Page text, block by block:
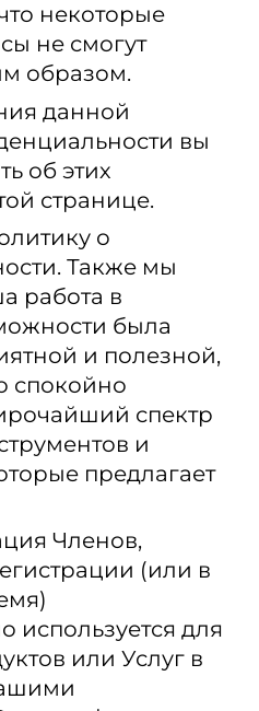
некоторые
не смогут
образом.
данной
вы
об этих
странице.
о
Также мы
работа в
была
и полезной,
спокойно
спектр
и
предлагает
Членов,
(или в
используется для
или Услуг в